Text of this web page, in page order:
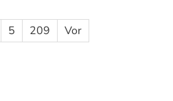
5 209 Vor